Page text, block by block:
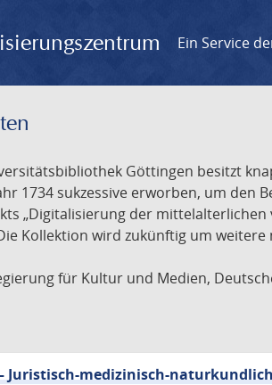
Ein Service
Göttingen besitzt
1734 sukzessive erworben, um den
„Digitalisierung der
Kollektion wird zukünftig um
für Kultur und Medien,
Juristisch-medizinisch-